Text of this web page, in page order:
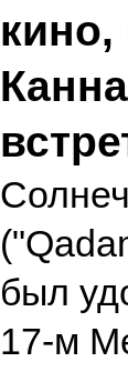
был
17-м